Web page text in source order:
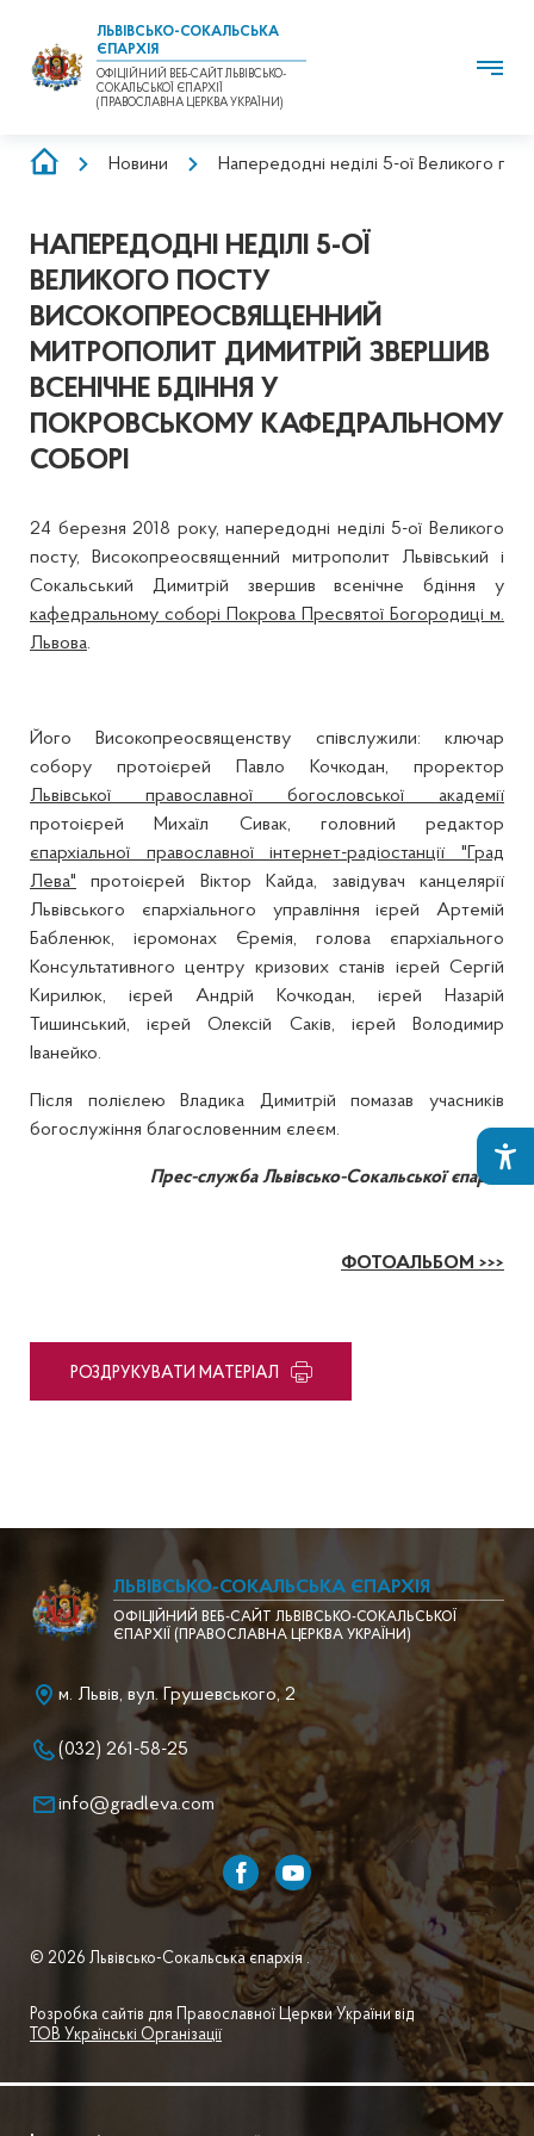
ЛЬВІВСЬКО-СОКАЛЬСЬКА
ЄПАРХІЯ
ОФІЦІЙНИЙ ВЕБ-САЙТ ЛЬВІВСЬКО-
СОКАЛЬСЬКОЇ ЄПАРХІЇ
(ПРАВОСЛАВНА ЦЕРКВА УКРАЇНИ)
РЯДОК
Новини Напередодні неділі 5-ої Великого
НАПЕРЕДОДНІ НЕДІЛІ 5-ОЇ
ВЕЛИКОГО ПОСТУ
ВИСОКОПРЕОСВЯЩЕННИЙ
МИТРОПОЛИТ ДИМИТРІЙ ЗВЕРШИВ
ВСЕНІЧНЕ БДІННЯ У
ПОКРОВСЬКОМУ КАФЕДРАЛЬНОМУ
СОБОРІ
24 березня 2018 року, напередодні неділі 5-ої Великого
посту, Високопреосвященний митрополит Львівський і
Сокальський Димитрій звершив всенічне бдіння у
кафедральному соборі Покрова Пресвятої Богородиці м.
Львова.
Його Високопреосвященству співслужили: ключар
собору протоієрей Павло Кочкодан, проректор
Львівської православної богословської академії
протоієрей Михаїл Сивак, головний редактор
єпархіальної православної інтернет-радіостанції "Град
Лева" протоієрей Віктор Кайда, завідувач канцелярії
Львівського єпархіального управління ієрей Артемій
Бабленюк, ієромонах Єремія, голова єпархіального
Консультативного центру кризових станів ієрей Сергій
Кирилюк, ієрей Андрій Кочкодан, ієрей Назарій
Тишинський, ієрей Олексій Саків, ієрей Володимир
Іванейко.
Після полієлею Владика Димитрій помазав учасників
богослужіння благословенним єлеєм.
Прес-служба Львівсько-Сокальської єпархії
ФОТОАЛЬБОМ >>>
PОЗДРУКУВАТИ МАТЕРІАЛ
ЛЬВІВСЬКО-СОКАЛЬСЬКА ЄПАРХІЯ
ОФІЦІЙНИЙ ВЕБ-САЙТ ЛЬВІВСЬКО-СОКАЛЬСЬКОЇ
ЄПАРХІЇ (ПРАВОСЛАВНА ЦЕРКВА УКРАЇНИ)
м. Львів, вул. Грушевського, 2
(032) 261-58-25
info@gradleva.com
© 2026 Львівсько-Сокальська єпархія .
Розробка сайтів для Православної Церкви України від
ТОВ Українські Організації